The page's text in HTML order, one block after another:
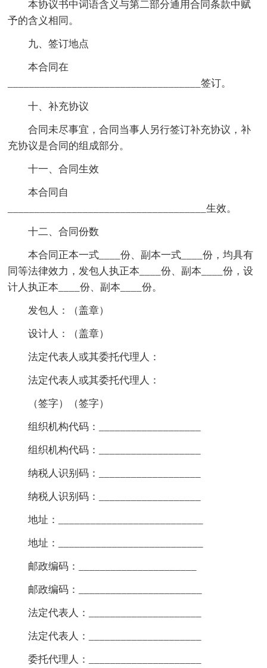
本协议书中词语含义与第二部分通用合同条款中赋
予的含义相同。
九、签订地点
本合同在
____________________________________签订。
十、补充协议
合同未尽事宜，合同当事人另行签订补充协议，补
充协议是合同的组成部分。
十一、合同生效
本合同自
_____________________________________生效。
十二、合同份数
本合同正本一式____份、副本一式____份，均具有
同等法律效力，发包人执正本____份、副本____份，设
计人执正本____份、副本____份。
发包人：（盖章）
设计人：（盖章）
法定代表人或其委托代理人：
法定代表人或其委托代理人：
（签字）（签字）
组织机构代码：___________________
组织机构代码：___________________
纳税人识别码：___________________
纳税人识别码：___________________
地址：___________________________
地址：___________________________
邮政编码：______________________
邮政编码：_______________________
法定代表人：_____________________
法定代表人：_____________________
委托代理人：_____________________